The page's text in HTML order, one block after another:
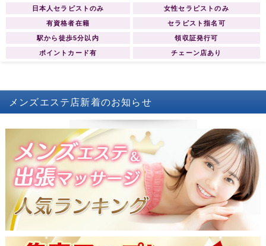
日本人セラピストのみ 女性セラピストのみ
有資格者在籍 セラピスト指名可
駅から徒歩5分以内 領収証発行可
ポイントカード有 チェーン店あり
メンズエステ店新着のお知らせ